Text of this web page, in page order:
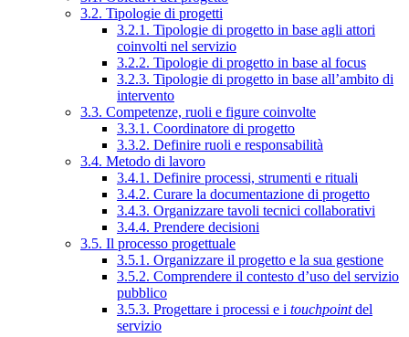
3.2. Tipologie di progetti
3.2.1. Tipologie di progetto in base agli attori
coinvolti nel servizio
3.2.2. Tipologie di progetto in base al focus
3.2.3. Tipologie di progetto in base all’ambito di
intervento
3.3. Competenze, ruoli e figure coinvolte
3.3.1. Coordinatore di progetto
3.3.2. Definire ruoli e responsabilità
3.4. Metodo di lavoro
3.4.1. Definire processi, strumenti e rituali
3.4.2. Curare la documentazione di progetto
3.4.3. Organizzare tavoli tecnici collaborativi
3.4.4. Prendere decisioni
3.5. Il processo progettuale
3.5.1. Organizzare il progetto e la sua gestione
3.5.2. Comprendere il contesto d’uso del servizio
pubblico
3.5.3. Progettare i processi e i touchpointdel
servizio